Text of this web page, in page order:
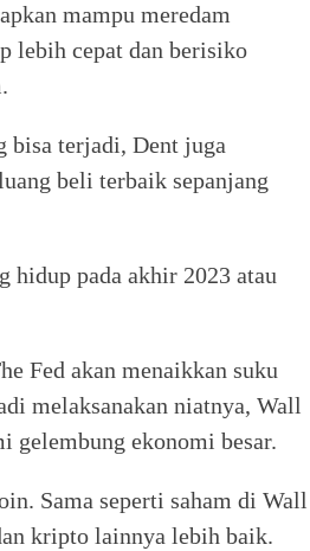
mampu meredam
lebih cepat dan berisiko
bisa terjadi, Dent juga
beli terbaik sepanjang
hidup pada akhir 2023 atau
Fed akan menaikkan suku
melaksanakan niatnya, Wall
gelembung ekonomi besar.
Sama seperti saham di Wall
kripto lainnya lebih baik.